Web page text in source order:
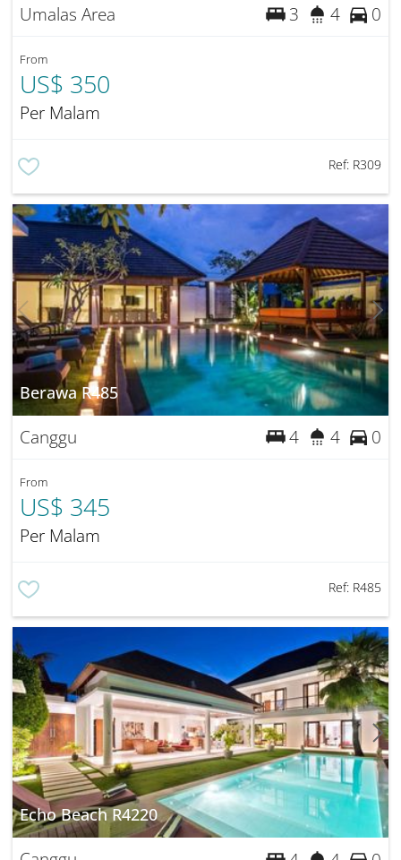
Umalas Area 3 4 0
From
US$ 350
Per Malam
Ref: R309
Berawa R485
Canggu 4 4 0
From
US$ 345
Per Malam
Ref: R485
Echo Beach R4220